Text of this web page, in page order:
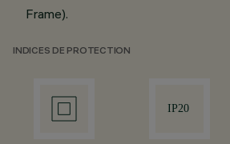
Frame).
INDICES DE PROTECTION